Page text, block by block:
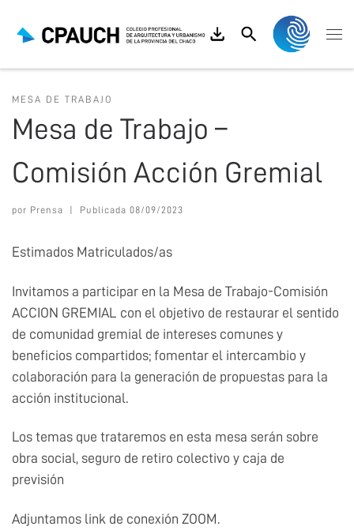
Search
MESA DE TRABAJO
Mesa de Trabajo –
Comisión Acción Gremial
por Prensa Publicada 08/09/2023
Estimados Matriculados/as
Invitamos a participar en la Mesa de Trabajo-Comisión
ACCION GREMIAL con el objetivo de restaurar el sentido
de comunidad gremial de intereses comunes y
beneficios compartidos; fomentar el intercambio y
colaboración para la generación de propuestas para la
acción institucional.
Los temas que trataremos en esta mesa serán sobre
obra social, seguro de retiro colectivo y caja de
previsión
Adjuntamos link de conexión ZOOM.